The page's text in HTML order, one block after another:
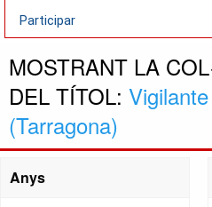
Participar
MOSTRANT LA
DEL TÍTOL:
(Tarragona)
Anys